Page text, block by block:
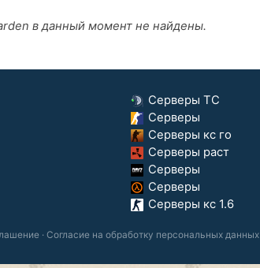
в данный момент не найдены.
Серверы ТС
Серверы
Серверы кс го
Серверы раст
Серверы
Серверы
Серверы кс 1.6
· Согласие на обработку персональных данных